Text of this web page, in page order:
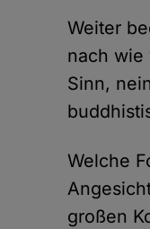
Weiter
nach wie
Sinn,
Welche
großen